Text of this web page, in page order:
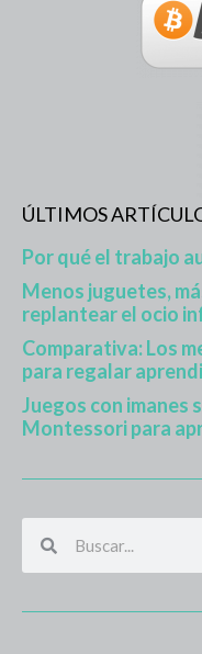
ÚLTIMOS
Por qué el trabajo
Menos juguetes,
replantear el ocio
Comparativa: Los
para regalar
Juegos con imanes
Montessori para